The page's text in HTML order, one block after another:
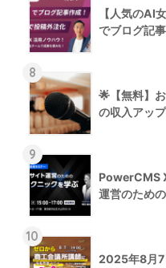
【人気のAI
でブログ記
8
🌟【無料】
の収入アッ
9
PowerCMS
運営のため
10
2025年8月7